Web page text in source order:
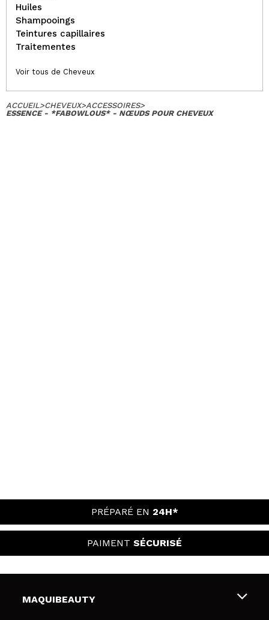
Huiles
Shampooings
Teintures capillaires
Traitementes
Voir tous de Cheveux
ACCUEIL>CHEVEUX>ACCESSOIRES>
ESSENCE - *FABOWLOUS* - NŒUDS POUR CHEVEUX
PRÉPARÉ EN 24H*
PAIMENT SÉCURISÉ
MAQUIBEAUTY